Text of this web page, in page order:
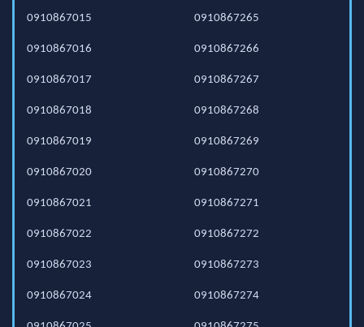
0910867015
0910867016
0910867017
0910867018
0910867019
0910867020
0910867021
0910867022
0910867023
0910867024
0910867265
0910867266
0910867267
0910867268
0910867269
0910867270
0910867271
0910867272
0910867273
0910867274